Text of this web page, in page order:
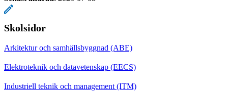
Skolsidor
Arkitektur och samhällsbyggnad (ABE)
Elektroteknik och datavetenskap (EECS)
Industriell teknik och management (ITM)